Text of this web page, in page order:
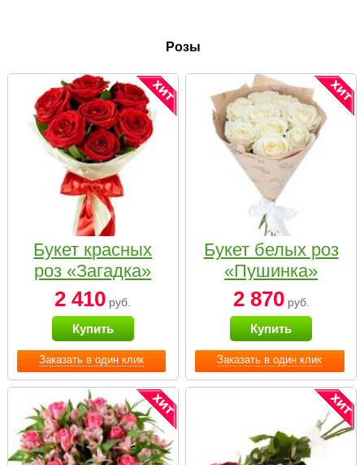
Розы
Заказать в один клик
Букет красных
роз «Загадка»
2 410 руб.
Купить
Заказать в один клик
Букет белых роз
«Пушинка»
2 870руб.
Купить